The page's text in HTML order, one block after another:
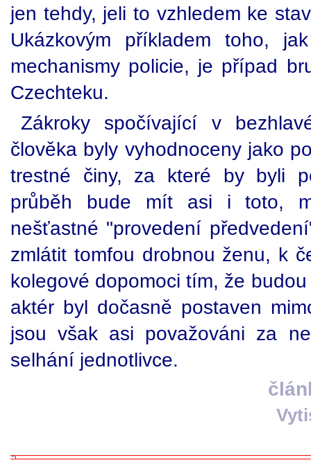
jen tehdy, jeli to vzhledem ke
Ukázkovým příkladem toho,
mechanismy policie, je případ
Czechteku.
Zákroky spočívající v
člověka byly vyhodnoceny jako
trestné činy, za které by byli
průběh bude mít asi i toto,
nešťastné "provedení
zmlátit tomfou drobnou ženu, k
kolegové dopomoci tím, že
aktér byl dočasně postaven
jsou však asi považováni za
selhání jednotlivce.